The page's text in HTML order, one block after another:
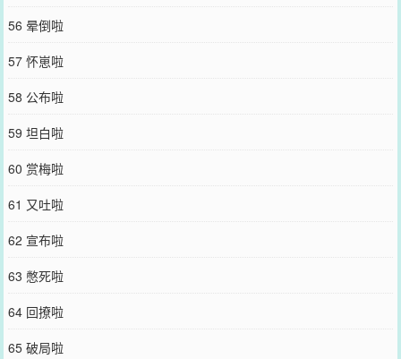
56 晕倒啦
57 怀崽啦
58 公布啦
59 坦白啦
60 赏梅啦
61 又吐啦
62 宣布啦
63 憋死啦
64 回撩啦
65 破局啦